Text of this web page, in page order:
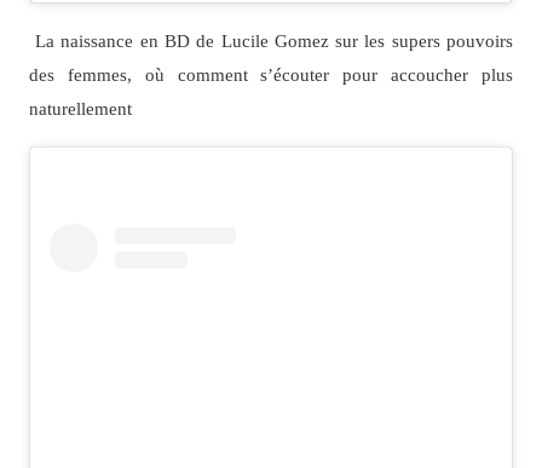
La naissance en BD de Lucile Gomez sur les supers pouvoirs
des femmes, où comment s’écouter pour accoucher plus
naturellement